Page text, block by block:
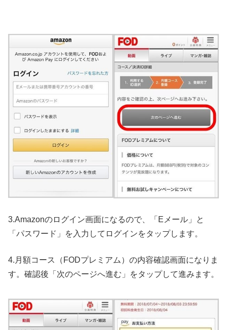
3.Amazonのログイン画面になるので、「Eメール」と
「パスワード」を入力してログインをタップします。
4.月額コース（FODプレミアム）の内容確認画面になりま
す。確認後「次のページへ進む」をタップして進みます。